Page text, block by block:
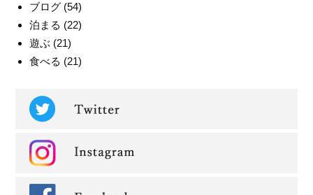
ブログ (54)
泊まる (22)
遊ぶ (21)
食べる (21)